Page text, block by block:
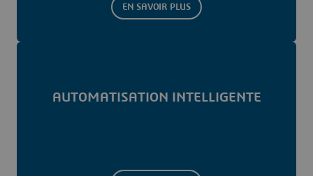
EN SAVOIR PLUS
AUTOMATISATION INTELLIGENTE